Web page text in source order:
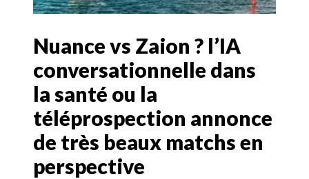
Nuance vs Zaion ? l’IA
conversationnelle dans
la santé ou la
téléprospection annonce
de très beaux matchs en
perspective